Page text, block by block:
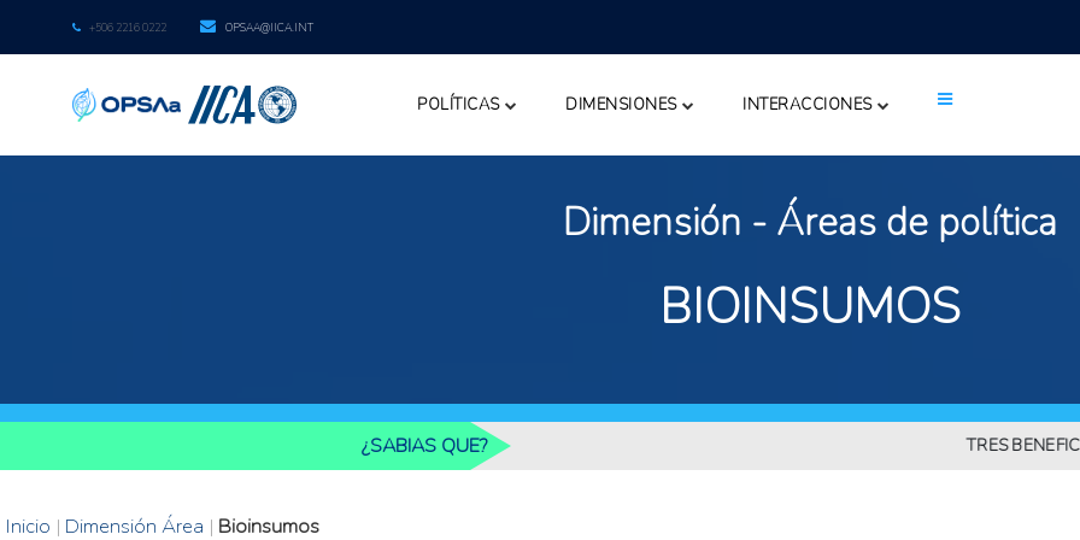
+506 2216 0222 OPSAA@IICA.INT
POLÍTICAS DIMENSIONES INTERACCIONES
Dimensión - Áreas de política
BIOINSUMOS
¿SABIAS QUE? TRES BENEFICIOS
Inicio | Dimensión Área | Bioinsumos